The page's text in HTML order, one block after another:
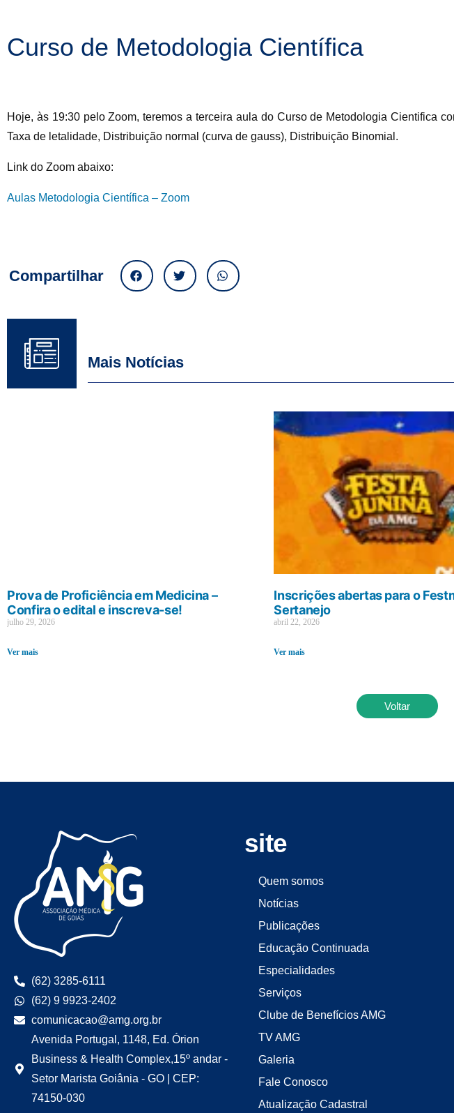
Curso de Metodologia Científica
Hoje, às 19:30 pelo Zoom, teremos a terceira aula do Curso de Metodologia Cientifica
Taxa de letalidade, Distribuição normal (curva de gauss), Distribuição Binomial.
Link do Zoom abaixo:
Aulas Metodologia Científica – Zoom
Compartilhar
Mais Notícias
Prova de Proficiência em Medicina –
Confira o edital e inscreva-se!
julho 29, 2026
Ver mais
Inscrições abertas para o
Sertanejo
abril 22, 2026
Ver mais
Voltar
(62) 3285-6111
(62) 9 9923-2402
comunicacao@amg.org.br
Avenida Portugal, 1148, Ed. Órion
Business & Health Complex,15º andar -
Setor Marista Goiânia - GO | CEP:
74150-030
site
Quem somos
Notícias
Publicações
Educação Continuada
Especialidades
Serviços
Clube de Benefícios AMG
TV AMG
Galeria
Fale Conosco
Atualização Cadastral